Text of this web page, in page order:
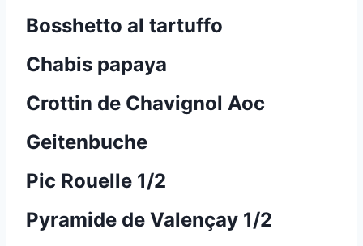
Bosshetto al tartuffo
Chabis papaya
Crottin de Chavignol Aoc
Geitenbuche
Pic Rouelle 1/2
Pyramide de Valençay 1/2